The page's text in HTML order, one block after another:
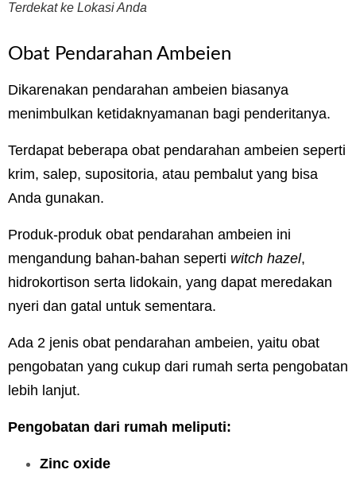
Terdekat ke Lokasi Anda
Obat Pendarahan Ambeien
Dikarenakan pendarahan ambeien biasanya
menimbulkan ketidaknyamanan bagi penderitanya.
Terdapat beberapa obat pendarahan ambeien seperti
krim, salep, supositoria, atau pembalut yang bisa
Anda gunakan.
Produk-produk obat pendarahan ambeien ini
mengandung bahan-bahan seperti witch hazel,
hidrokortison serta lidokain, yang dapat meredakan
nyeri dan gatal untuk sementara.
Ada 2 jenis obat pendarahan ambeien, yaitu obat
pengobatan yang cukup dari rumah serta pengobatan
lebih lanjut.
Pengobatan dari rumah meliputi:
Zinc oxide